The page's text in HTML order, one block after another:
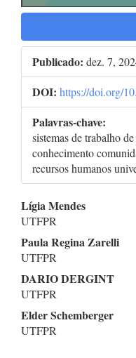
Publicado: dez. 7,
DOI: https://doi.org/
Palavras-chave:
sistemas de trabalho
conhecimento
recursos humanos
Conteúdo
do
artigo
principal
Lígia Mendes
UTFPR
Paula Regina Zarelli
UTFPR
DARIO DERGINT
UTFPR
Elder Schemberger
UTFPR